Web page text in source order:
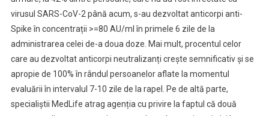
virusul SARS-CoV-2 până acum, s-au dezvoltat anticorpi anti-
Spike în concentrații >=80 AU/ml în primele 6 zile de la
administrarea celei de-a doua doze. Mai mult, procentul celor
care au dezvoltat anticorpi neutralizanți crește semnificativ și se
apropie de 100% în rândul persoanelor aflate la momentul
evaluării în intervalul 7-10 zile de la rapel. Pe de altă parte,
specialiștii MedLife atrag agenția cu privire la faptul că două